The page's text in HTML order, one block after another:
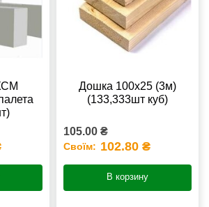
Дошка 100х25 (3м)
(133,333шт куб)
105.00 ₴
Своїм: 102.80 ₴
В корзину